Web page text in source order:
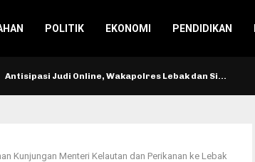
POLITIK EKONOMI PENDIDIKAN
Antisipasi Judi Online, Wakapolres Lebak dan Si…
Kunjungan Menteri Kelautan dan Perikanan ke Lebak